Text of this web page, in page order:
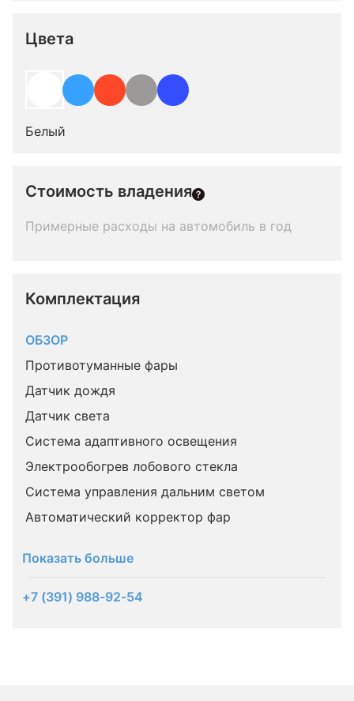
Цвета
Белый
Стоимость владения
Примерные расходы на автомобиль в год
Комплектация
ОБЗОР
Противотуманные фары
Датчик дождя
Датчик света
Система адаптивного освещения
Электрообогрев лобового стекла
Система управления дальним светом
Автоматический корректор фар
Показать больше
+7 (391) 988-92-54